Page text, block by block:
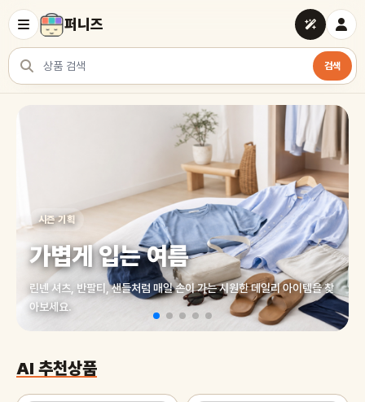
퍼니즈
상품 검색
검색
여러 쇼핑몰 상품을 한곳에서 찾아보세요
시즌 기획
가볍게 입는 여름
린넨 셔츠, 반팔티, 샌들처럼 매일 손이 가는 시원한 데일리 아이템을 찾
아보세요.
AI 추천상품